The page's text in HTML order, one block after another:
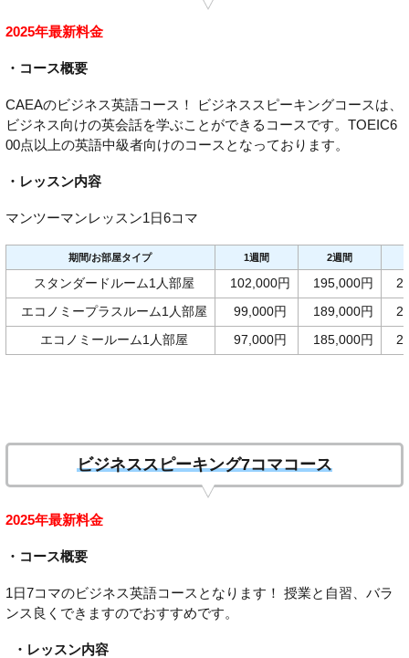
2025年最新料金
・コース概要
CAEAのビジネス英語コース！ ビジネススピーキングコースは、
ビジネス向けの英会話を学ぶことができるコースです。TOEIC6
00点以上の英語中級者向けのコースとなっております。
・レッスン内容
マンツーマンレッスン1日6コマ
期間/お部屋タイプ 1週間 2週間
スタンダードルーム1人部屋 102,000円 195,000円
エコノミープラスルーム1人部屋 99,000円 189,000円
エコノミールーム1人部屋 97,000円 185,000円
ビジネススピーキング7コマコース
2025年最新料金
・コース概要
1日7コマのビジネス英語コースとなります！ 授業と自習、バラ
ンス良くできますのでおすすめです。
・レッスン内容